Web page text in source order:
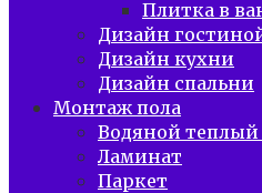
Плитка в
Дизайн
Дизайн кухни
Дизайн спальни
Монтаж пола
Водяной теплый
Ламинат
Паркет